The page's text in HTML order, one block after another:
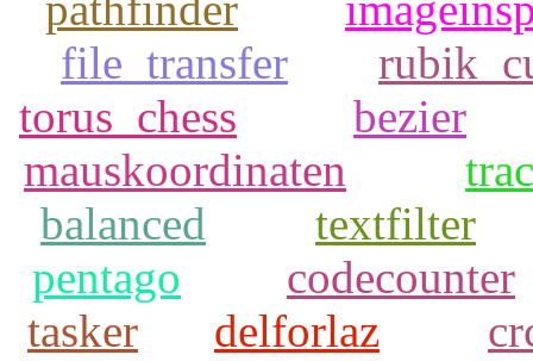
file_transfer
torus_chess
bezier
mauskoordinaten
balanced
textfilter
pentago
codecounter
tasker
delforlaz